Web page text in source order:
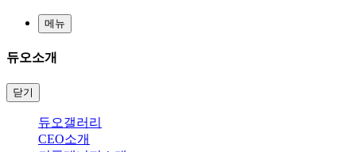
메뉴
듀오소개
닫기
듀오갤러리
CEO소개